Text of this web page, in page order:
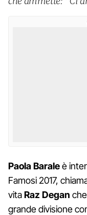
Paola Baraleè
Famosi 2017,
vitaRaz Degan
grande divisione